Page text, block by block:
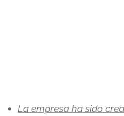
La empresa ha sido